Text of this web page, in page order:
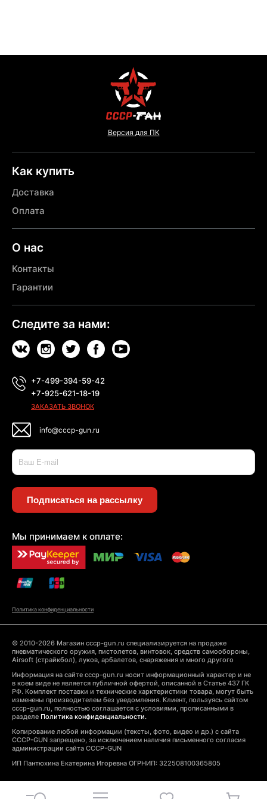
Версия для ПК
Как купить
Доставка
Оплата
О нас
Контакты
Гарантии
Следите за нами:
+7-499-394-59-42
+7-925-621-18-19
ЗАКАЗАТЬ ЗВОНОК
info@cccp-gun.ru
Подписаться на рассылку
Мы принимаем к оплате:
Политика конфиденциальности
© 2010-2026 Магазин cccp-gun.ru специализируется на продаже
пневматического оружия, пистолетов, винтовок, средств самообороны,
Airsoft (страйкбол), луков, арбалетов, снаряжения и много другого
Информация на сайте cccp-gun.ru носит информационный характер и не
в коем виде не является публичной офертой, описанной в Статье 437 ГК
РФ. Комплект поставки и технические харктеристики товара, могут быть
изменены производителем без уведомления. Клиент, пользуясь сайтом
cccp-gun.ru, полностью соглашается с условиями, прописанными в
разделе Политика конфиденциальности.
Копирование любой информации (тексты, фото, видео и др.) с сайта
CCCP-GUN запрещено, за исключением наличия письменного согласия
администрации сайта CCCP-GUN
ИП Пантюхина Екатерина Игоревна ОГРНИП: 322508100365805